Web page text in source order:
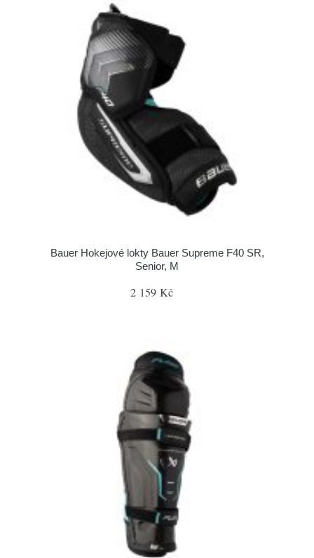
Bauer Hokejové lokty Bauer Supreme F40 SR,
Senior, M
2 159 Kč